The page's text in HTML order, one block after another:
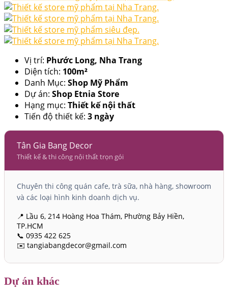
Vị trí: Phước Long, Nha Trang
Diện tích: 100m²
Danh Mục: Shop Mỹ Phẩm
Dự án: Shop Etnia Store
Hạng mục: Thiết kế nội thất
Tiến độ thiết kế: 3 ngày
Tân Gia Bang Decor
Thiết kế & thi công nội thất trọn gói
Chuyên thi công quán cafe, trà sữa, nhà hàng, showroom
và các loại hình kinh doanh dịch vụ.
📍 Lầu 6, 214 Hoàng Hoa Thám, Phường Bảy Hiền,
TP.HCM
📞 0935 422 625
✉️ tangiabangdecor@gmail.com
Dự án khác